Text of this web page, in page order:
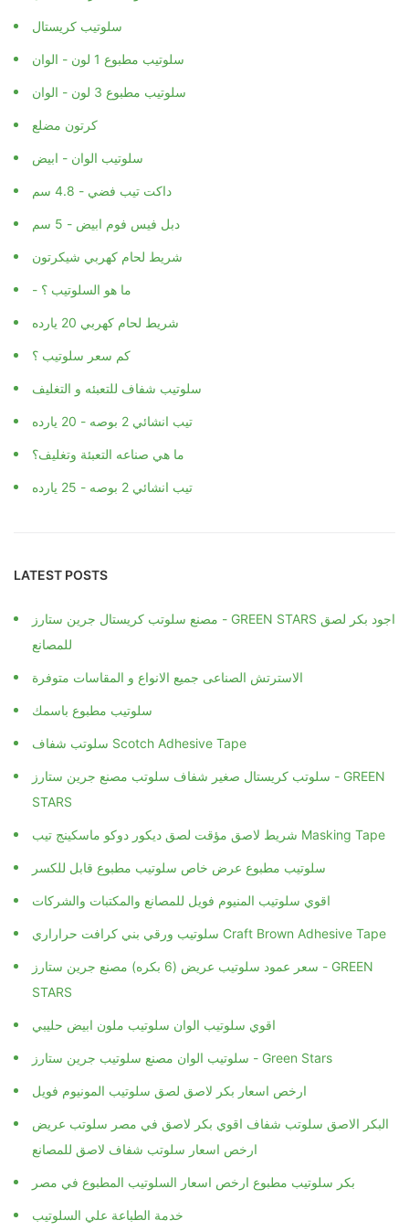
سلوتيب كريستال
سلوتيب مطبوع 1 لون - الوان
سلوتيب مطبوع 3 لون - الوان
كرتون مضلع
سلوتيب الوان - ابيض
داكت تيب فضي - 4.8 سم
دبل فيس فوم ابيض - 5 سم
شريط لحام كهربي شيكرتون
- ما هو السلوتيب ؟
شريط لحام كهربي 20 يارده
كم سعر سلوتيب ؟
سلوتيب شفاف للتعبئه و التغليف
تيب انشائي 2 بوصه - 20 يارده
ما هي صناعه التعبئة وتغليف؟
تيب انشائي 2 بوصه - 25 يارده
LATEST POSTS
مصنع سلوتب كريستال جرين ستارز - GREEN STARS اجود بكر لصق
للمصانع
الاسترتش الصناعى جميع الانواع و المقاسات متوفرة
سلوتيب مطبوع باسمك
سلوتب شفاف Scotch Adhesive Tape
سلوتب كريستال صغير شفاف سلوتب مصنع جرين ستارز - GREEN
STARS
شريط لاصق مؤقت لصق ديكور دوكو ماسكينج تيب Masking Tape
سلوتيب مطبوع عرض خاص سلوتيب مطبوع قابل للكسر
اقوي سلوتيب المنيوم فويل للمصانع والمكتبات والشركات
سلوتيب ورقي بني كرافت حراراري Craft Brown Adhesive Tape
سعر عمود سلوتيب عريض (6 بكره) مصنع جرين ستارز - GREEN
STARS
اقوي سلوتيب الوان سلوتيب ملون ابيض حليبي
سلوتيب الوان مصنع سلوتيب جرين ستارز - Green Stars
ارخص اسعار بكر لاصق لصق سلوتيب المونيوم فويل
البكر الاصق سلوتب شفاف اقوي بكر لاصق في مصر سلوتب عريض
ارخص اسعار سلوتب شفاف لاصق للمصانع
بكر سلوتيب مطبوع ارخص اسعار السلوتيب المطبوع في مصر
خدمة الطباعة علي السلوتيب